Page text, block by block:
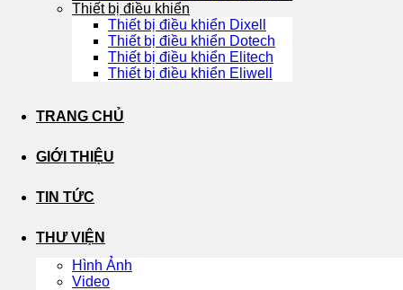
Thiết bị điều khiển
Thiết bị điều khiển Dixell
Thiết bị điều khiển Dotech
Thiết bị điều khiển Elitech
Thiết bị điều khiển Eliwell
TRANG CHỦ
GIỚI THIỆU
TIN TỨC
THƯ VIỆN
Hình Ảnh
Video